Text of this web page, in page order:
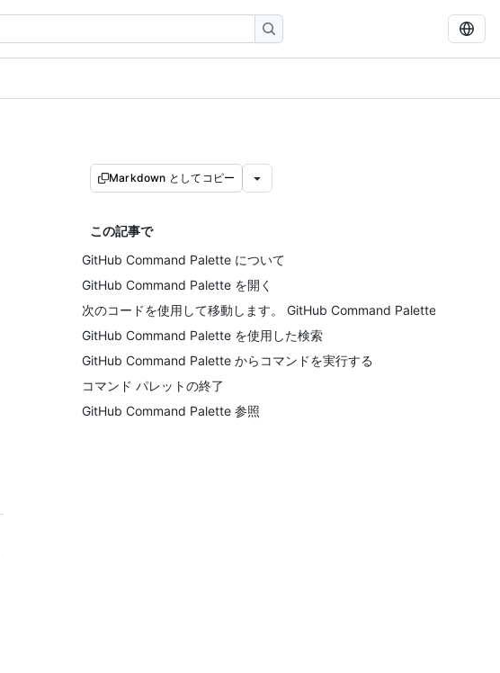
Markdown としてコピー
この記事で
GitHub Command Palette について
GitHub Command Palette を開く
次のコードを使用して移動します。 GitHub Command Palette
GitHub Command Palette を使用した検索
GitHub Command Palette からコマンドを実行する
コマンド パレットの終了
GitHub Command Palette 参照